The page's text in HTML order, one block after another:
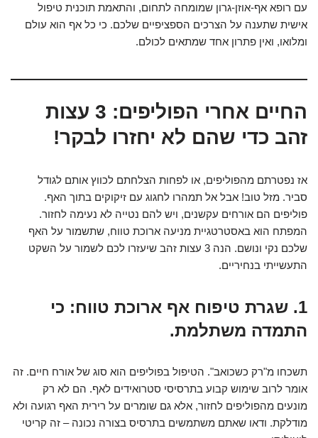
עם רופא אף-אוזן-גרון שמומחה לתחום, והתאמת תוכנית טיפול
אישית שתענה על הצרכים הספציפיים שלכם. כי כל אף הוא עולם
ומלואו, ואין פתרון אחד שמתאים לכולם.
החיים אחרי הפוליפים: 3 עצות
זהב כדי שהם לא יחזרו לבקר!
אז נפטרתם מהפוליפים, או לפחות הצלחתם לכווץ אותם לגודל
סביר. מזל טוב! אבל אל תמהרו לחגוג עם זיקוקים בתוך האף.
פוליפים הם אורחים עקשנים, ויש להם נטייה לא נעימה לחזור.
המפתח הוא באסטרטגיית מניעה ארוכת טווח, שתשמור על האף
שלכם נקי ונושם. הנה 3 עצות זהב שיעזרו לכם לשמור על השקט
התעשייתי בנחיריים.
1. שגרת טיפוח אף ארוכת טווח: כי
התמדה משתלמת.
תשכחו מ"רק כשכואב". הטיפול בפוליפים הוא סוג של אורח חיים. זה
אומר לרוב שימוש קבוע בתרסיסי סטרואידים לאף. הם לא רק
מונעים מהפוליפים לחזור, אלא גם שומרים על רירית האף רגועה ולא
מודלקת. ודאו שאתם משתמשים בתרסיס בצורה נכונה – זה קריטי